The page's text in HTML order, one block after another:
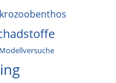
Modellversuche